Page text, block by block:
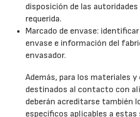
disposición de las autoridades
requerida.
Marcado de envase:
envase e información del
envasador.
Además, para los materiales
destinados al contacto con
deberán acreditarse también
específicos aplicables a